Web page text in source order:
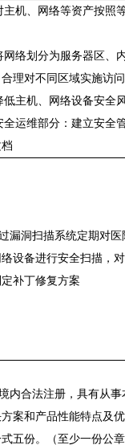
主机、网络等资产按照
网络划分为服务器区、
理对不同区域实施访
低主机、网络设备安全
全运维部分：建立安全
漏洞扫描系统定期对
设备进行安全扫描，
补丁修复方案
内合法注册，具有从事
案和产品性能特点及
五份。（至少一份公